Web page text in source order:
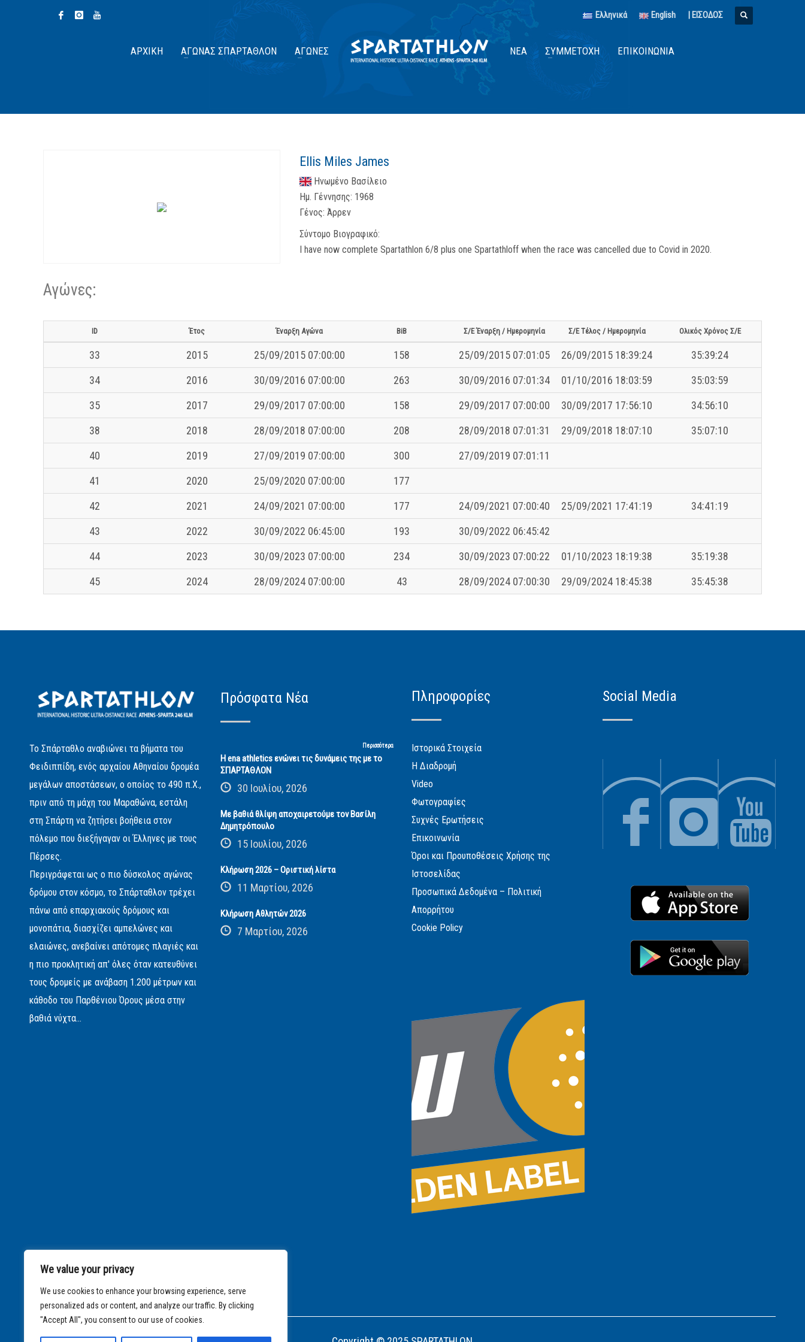
We value your privacy
We use cookies to enhance your browsing experience, serve
personalized ads or content, and analyze our traffic. By clicking
"Accept All", you consent to our use of cookies.
Ελληνικά English | ΕΙΣΟΔΟΣ
ΑΡΧΙΚΉ ΑΓΏΝΑΣ ΣΠΆΡΤΑΘΛΟΝ ΑΓΏΝΕΣ ΝΈΑ ΣΥΜΜΕΤΟΧΉ ΕΠΙΚΟΙΝΩΝΊΑ
Ellis Miles James
Ηνωμένο Βασίλειο
Ημ. Γέννησης: 1968
Γένος: Άρρεν
Σύντομο Βιογραφικό:
I have now complete Spartathlon 6/8 plus one Spartathloff when the race was cancelled due to Covid in 2020.
Αγώνες:
ID Έτος Έναρξη Αγώνα BiB Σ/Ε Έναρξη / Ημερομηνία Σ/Ε Τέλος / Ημερομηνία Ολικός Χρόνος Σ/Ε
33 2015 25/09/2015 07:00:00 158 25/09/2015 07:01:05 26/09/2015 18:39:24
35:39:24
34
2016 30/09/2016 07:00:00 263 30/09/2016 07:01:34 01/10/2016 18:03:59
35:03:59
35
2017 29/09/2017 07:00:00 158 29/09/2017 07:00:00 30/09/2017 17:56:10
34:56:10
38
2018 28/09/2018 07:00:00 208 28/09/2018 07:01:31 29/09/2018 18:07:10
35:07:10
40
2019 27/09/2019 07:00:00 300
27/09/2019 07:01:11
41
2020 25/09/2020 07:00:00
177
42
2021 24/09/2021 07:00:00 177 24/09/2021 07:00:40 25/09/2021 17:41:19
34:41:19
43
2022 30/09/2022 06:45:00 193
30/09/2022 06:45:42
44
2023 30/09/2023 07:00:00 234 30/09/2023 07:00:22 01/10/2023 18:19:38
35:19:38
45
2024 28/09/2024 07:00:00 43 28/09/2024 07:00:30 29/09/2024 18:45:38 35:45:38
Το Σπάρταθλο αναβιώνει τα βήματα του
Φειδιππίδη, ενός αρχαίου Αθηναίου δρομέα
μεγάλων αποστάσεων, ο οποίος το 490 π.Χ.,
πριν από τη μάχη του Μαραθώνα, εστάλη
στη Σπάρτη να ζητήσει βοήθεια στον
πόλεμο που διεξήγαγαν οι Έλληνες με τους
Πέρσες.
Περιγράφεται ως ο πιο δύσκολος αγώνας
δρόμου στον κόσμο, το Σπάρταθλον τρέχει
πάνω από επαρχιακούς δρόμους και
μονοπάτια, διασχίζει αμπελώνες και
ελαιώνες, ανεβαίνει απότομες πλαγιές και
η πιο προκλητική απ' όλες όταν κατευθύνει
τους δρομείς με ανάβαση 1.200 μέτρων και
κάθοδο του Παρθένιου Όρους μέσα στην
βαθιά νύχτα...
Πρόσφατα Νέα
Περισσότερα
Η ena athletics ενώνει τις δυνάμεις της με το
ΣΠΑΡΤΑΘΛΟΝ
30 Ιουλίου, 2026
Με βαθιά θλίψη αποχαιρετούμε τον Βασίλη
Δημητρόπουλο
15 Ιουλίου, 2026
Κλήρωση 2026 – Οριστική λίστα
11 Μαρτίου, 2026
Κλήρωση Αθλητών 2026
7 Μαρτίου, 2026
Πληροφορίες
Ιστορικά Στοιχεία
Η Διαδρομή
Video
Φωτογραφίες
Συχνές Ερωτήσεις
Επικοινωνία
Όροι και Προυποθέσεις Χρήσης της
Ιστοσελίδας
Προσωπικά Δεδομένα – Πολιτική
Απορρήτου
Cookie Policy
Social Media